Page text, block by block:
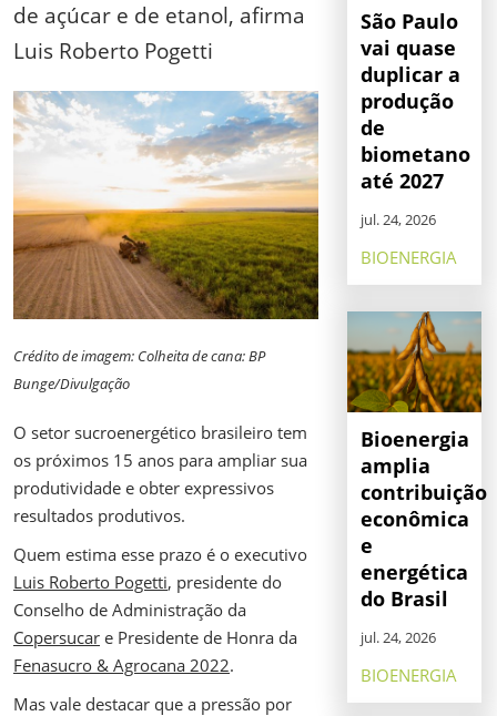
de açúcar e de etanol, afirma
Luis Roberto Pogetti
Crédito de imagem: Colheita de cana: BP
Bunge/Divulgação
O setor sucroenergético brasileiro tem
os próximos 15 anos para ampliar sua
produtividade e obter expressivos
resultados produtivos.
Quem estima esse prazo é o executivo
Luis Roberto Pogetti, presidente do
Conselho de Administração da
Copersucar e Presidente de Honra da
Fenasucro & Agrocana 2022.
Mas vale destacar que a pressão por
São Paulo
vai quase
duplicar a
produção
de
biometano
até 2027
jul. 24, 2026
BIOENERGIA
Bioenergia
amplia
contribuição
econômica
e
energética
do Brasil
jul. 24, 2026
BIOENERGIA